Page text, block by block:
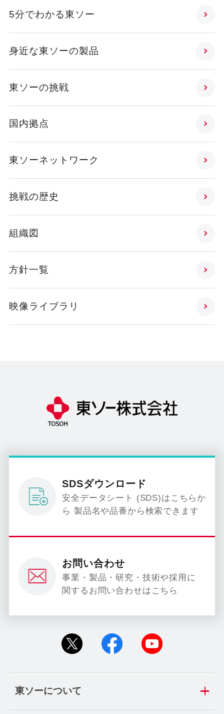
5分でわかる東ソー
身近な東ソーの製品
東ソーの挑戦
国内拠点
東ソーネットワーク
挑戦の歴史
組織図
方針一覧
映像ライブラリ
SDSダウンロード
安全データシート (SDS)はこちらか
ら 製品名や品番から検索できます
お問い合わせ
事業・製品・研究・技術や採用に
関するお問い合わせはこちら
東ソーについて